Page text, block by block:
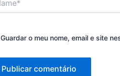
Guardar o meu nome, email e site